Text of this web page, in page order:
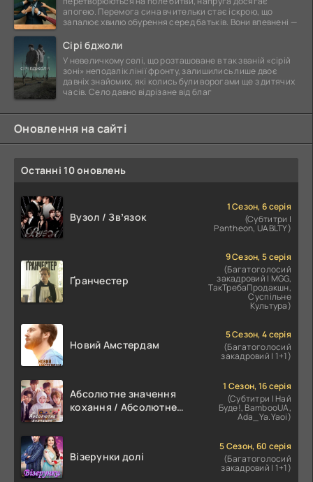
апогею. Перемога сина вчительки стає іскрою, що
запалює хвилю обурення серед батьків. Вони впевнені —
Сірі бджоли
У невеличкому селі, що розташоване в так званій «сірій
зоні» неподалік лінії фронту, залишились лише двоє
давніх знайомих, які колись були ворогами ще з дитячих
часів. Село давно відрізане від благ
Оновлення на сайті
Останні 10 оновлень
Вузол / Звʼязок
1 Сезон, 6 серія
(Субтитри |
Pantheon, UABLTY)
Ґранчестер
9 Сезон, 5 серія
(Багатоголосий
закадровий | MGG,
ТакТребаПродакшн,
Суспільне
Культура)
Новий Амстердам
5 Сезон, 4 серія
(Багатоголосий
закадровий | 1+1)
Абсолютне значення
кохання / Абсолютне
1 Сезон, 16 серія
(Субтитри | Най
Буде!, BambooUA,
Ada_Ya.Yaoi)
Візерунки долі
5 Сезон, 60 серія
(Багатоголосий
закадровий | 1+1)